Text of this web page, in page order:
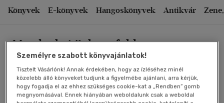
Könyvek E-könyvek Hangoskönyvek Antikvár
Mordechai Schoenfeld
Művei
Ár szerint csökkenő
Eladott darabszám szerint csökkenő
Eladott darabszám szerint növekvő
Cím szerint A-Z
Szerző szerint A-Z
Személyre szabott könyvajánlatok!
Tisztelt Vásárlónk! Annak érdekében, hogy az ízléséhez minél
közelebb álló könyveket tudjunk a figyelmébe ajánlani, arra kérjük,
hogy fogadja el az ehhez szükséges cookie-kat a „Rendben” gomb
megnyomásával. Ennek hiányában weboldalunk csak a weboldal